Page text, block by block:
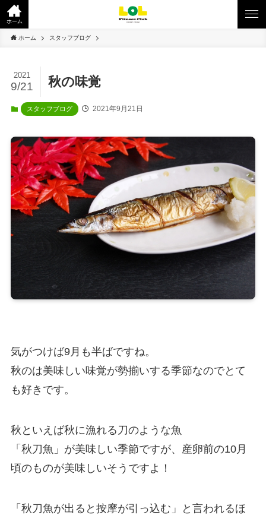
ホーム
ホーム スタッフブログ
秋の味覚
2021
9/21
スタッフブログ 2021年9月21日
気がつけば9月も半ばですね。
秋のは美味しい味覚が勢揃いする季節なのでとて
も好きです。
秋といえば秋に漁れる刀のような魚
「秋刀魚」が美味しい季節ですが、産卵前の10月
頃のものが美味しいそうですよ！
「秋刀魚が出ると按摩が引っ込む」と言われるほ